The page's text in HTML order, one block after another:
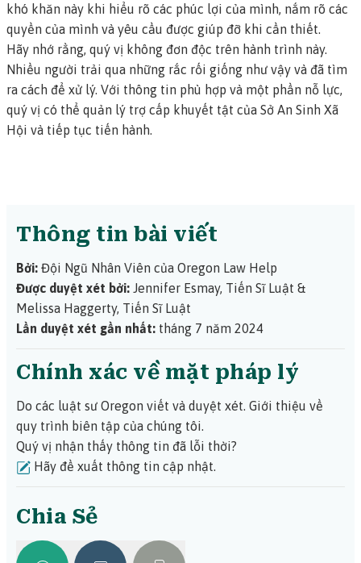
khó khăn này khi hiểu rõ các phúc lợi của mình, nắm rõ các
quyền của mình và yêu cầu được giúp đỡ khi cần thiết.
Hãy nhớ rằng, quý vị không đơn độc trên hành trình này.
Nhiều người trải qua những rắc rối giống như vậy và đã tìm
ra cách để xử lý. Với thông tin phù hợp và một phần nỗ lực,
quý vị có thể quản lý trợ cấp khuyết tật của Sở An Sinh Xã
Hội và tiếp tục tiến hành.
Thông tin bài viết
Bởi: Đội Ngũ Nhân Viên của Oregon Law Help
Được duyệt xét bởi: Jennifer Esmay, Tiến Sĩ Luật &
Melissa Haggerty, Tiến Sĩ Luật
Lần duyệt xét gần nhất: tháng 7 năm 2024
Chính xác về mặt pháp lý
Do các luật sư Oregon viết và duyệt xét. Giới thiệu về
quy trình biên tập của chúng tôi.
Quý vị nhận thấy thông tin đã lỗi thời?
Hãy đề xuất thông tin cập nhật.
Chia Sẻ